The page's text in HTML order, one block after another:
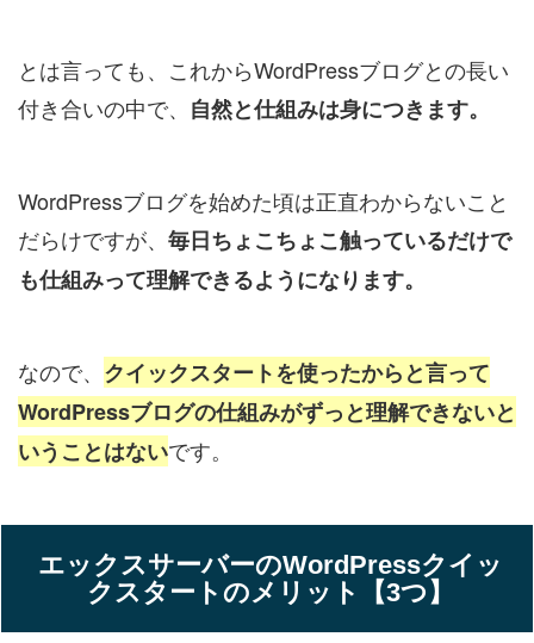
とは言っても、これからWordPressブログとの長い
付き合いの中で、 自然と仕組みは身につきます。
WordPressブログを始めた頃は正直わからないこと
だらけですが、 毎日ちょこちょこ触っているだけで
も仕組みって理解できるようになります。
なので、 クイックスタートを使ったからと言って
WordPressブログの仕組みがずっと理解できないと
いうことはないです。
エックスサーバーのWordPressクイッ
クスタートのメリット【3つ】